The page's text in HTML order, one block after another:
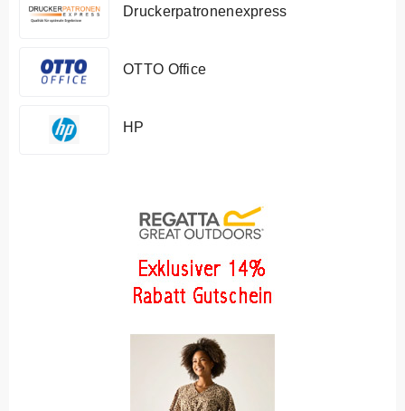
Druckerpatronenexpress
OTTO Office
HP